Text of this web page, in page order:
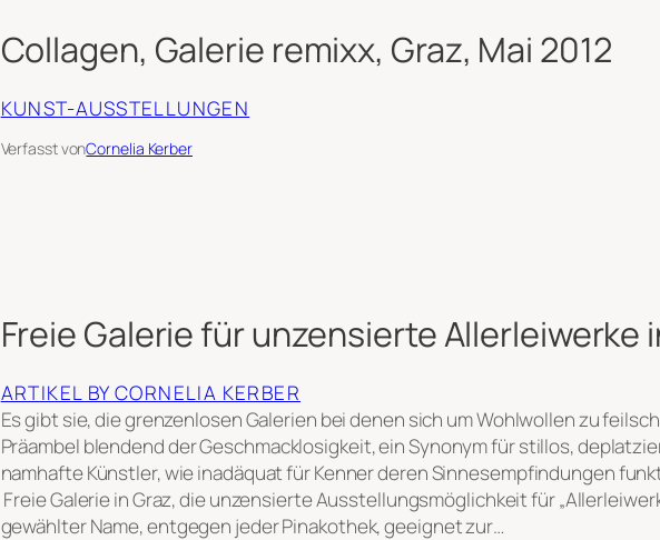
Collagen, Galerie remixx, Graz, Mai 2012
KUNST-AUSSTELLUNGEN
Verfasst vonCornelia Kerber
Freie Galerie für unzensierte Allerleiwerke
ARTIKEL BY CORNELIA KERBER
Es gibt sie, die grenzenlosen Galerien bei denen sich um Wohlwollen zu
Präambel blendend der Geschmacklosigkeit, ein Synonym für stillos,
namhafte Künstler, wie inadäquat für Kenner deren Sinnesempfindungen
Freie Galerie in Graz, die unzensierte Ausstellungsmöglichkeit für
gewählter Name, entgegen jeder Pinakothek, geeignet zur…